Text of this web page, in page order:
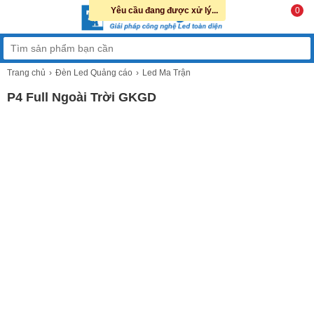
0
Trang chủ Đèn Led Quảng cáo Led Ma Trận
P4 Full Ngoài Trời GKGD
Yêu cầu đang được xử lý...